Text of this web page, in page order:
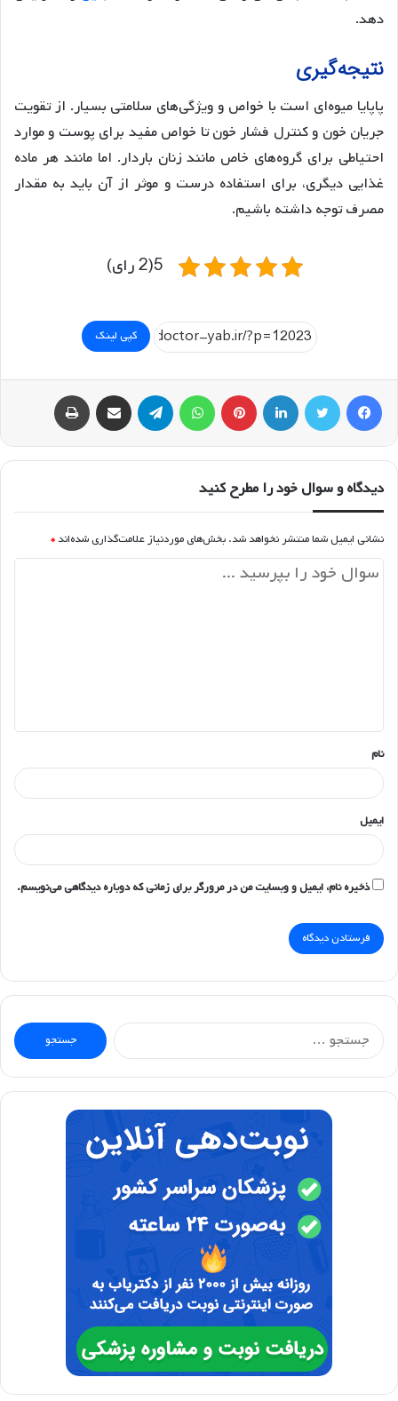
دهد.
نتیجه‌گیری
پاپایا میوه‌ای است با خواص و ویژگی‌های سلامتی بسیار. از تقویت
جریان خون و کنترل فشار خون تا خواص مفید برای پوست و موارد
احتیاطی برای گروه‌های خاص مانند زنان باردار. اما مانند هر ماده
غذایی دیگری، برای استفاده درست و موثر از آن باید به مقدار
مصرف توجه داشته باشیم.
5(2 رای)
کپی لینک
فیسبوک توییتر لینکداین پینتریست تلگرام اشتراک گذاری با ایمیل
دیدگاه و سوال خود را مطرح کنید
نشانی ایمیل شما منتشر نخواهد شد. بخش‌های موردنیاز علامت‌گذاری شده‌اند *
*
نام
ایمیل
ذخیره نام، ایمیل و وبسایت من در مرورگر برای زمانی که دوباره دیدگاهی می‌نویسم.
جستجو
برای: